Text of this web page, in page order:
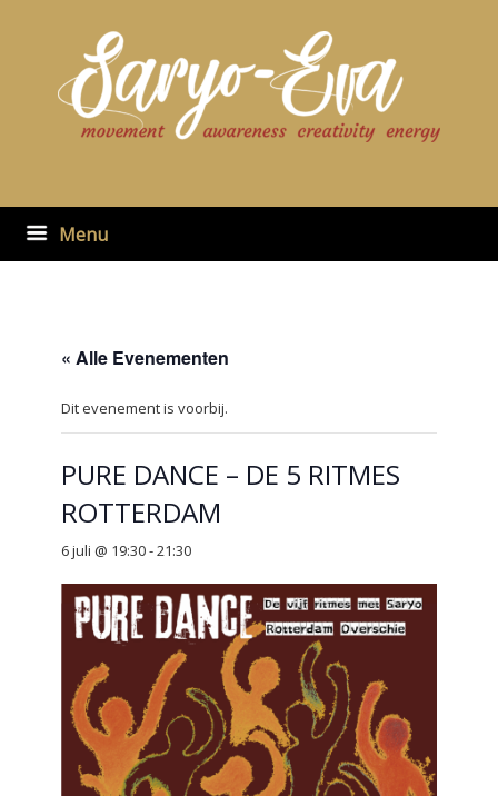
Menu
« Alle Evenementen
Dit evenement is voorbij.
PURE DANCE – DE 5 RITMES
ROTTERDAM
6 juli @ 19:30-21:30